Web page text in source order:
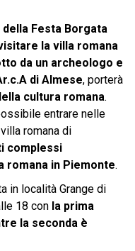
Festa Borgata
la villa romana
da un archeologo e
di Almese, porterà
cultura romana.
entrare nelle
romana di
complessi
romana in Piemonte.
in località Grange di
18 con la prima
la seconda è